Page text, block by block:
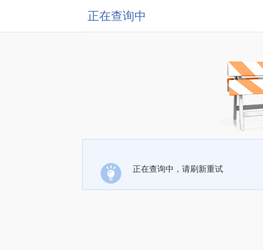
正在查询中
正在查询中，请刷新重试